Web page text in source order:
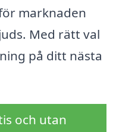
marknaden
Med rätt val
på ditt nästa
och utan